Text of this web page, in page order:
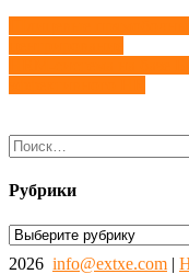
Навигация
по
записям
Найти:
Рубрики
Рубрики
2026 info@extxe.com |